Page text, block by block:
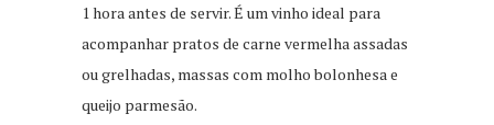
1 hora antes de servir. É um vinho ideal para
acompanhar pratos de carne vermelha assadas
ou grelhadas, massas com molho bolonhesa e
queijo parmesão.